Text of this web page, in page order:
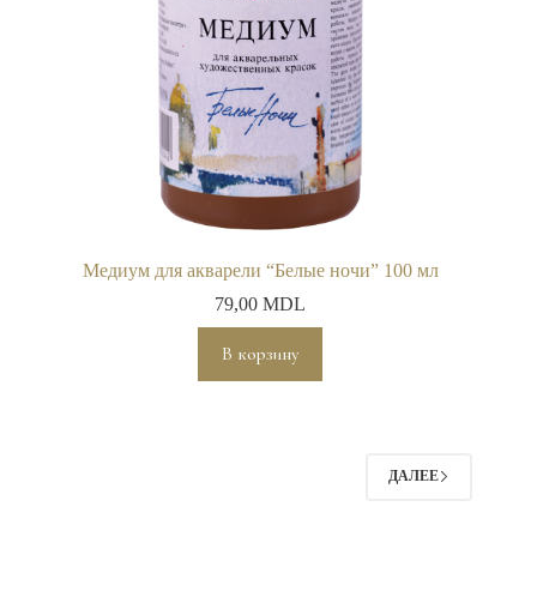
Медиум для акварели “Белые ночи” 100 мл
79,00MDL
В корзину
ДАЛЕЕ